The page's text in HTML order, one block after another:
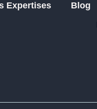
Expertises Blog